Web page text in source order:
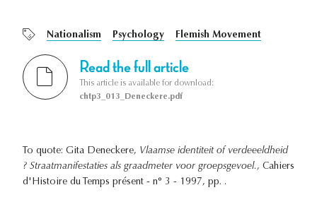
Nationalism Psychology Flemish Movement
Read the full article
This article is available for download:
chtp3_013_Deneckere.pdf
To quote: Gita Deneckere, Vlaamse identiteit of verdeeeldheid
? Straatmanifestaties als graadmeter voor groepsgevoel., Cahiers
d'Histoire du Temps présent - n° 3 - 1997, pp. .